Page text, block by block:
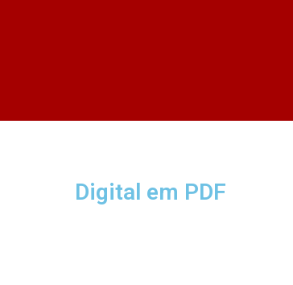
Digital em PDF